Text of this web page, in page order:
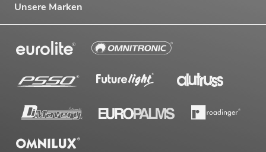
Unsere Marken